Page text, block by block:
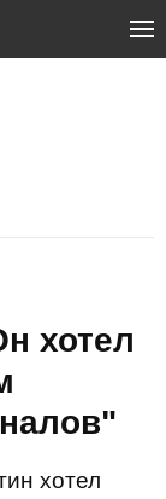
хотел
хотел